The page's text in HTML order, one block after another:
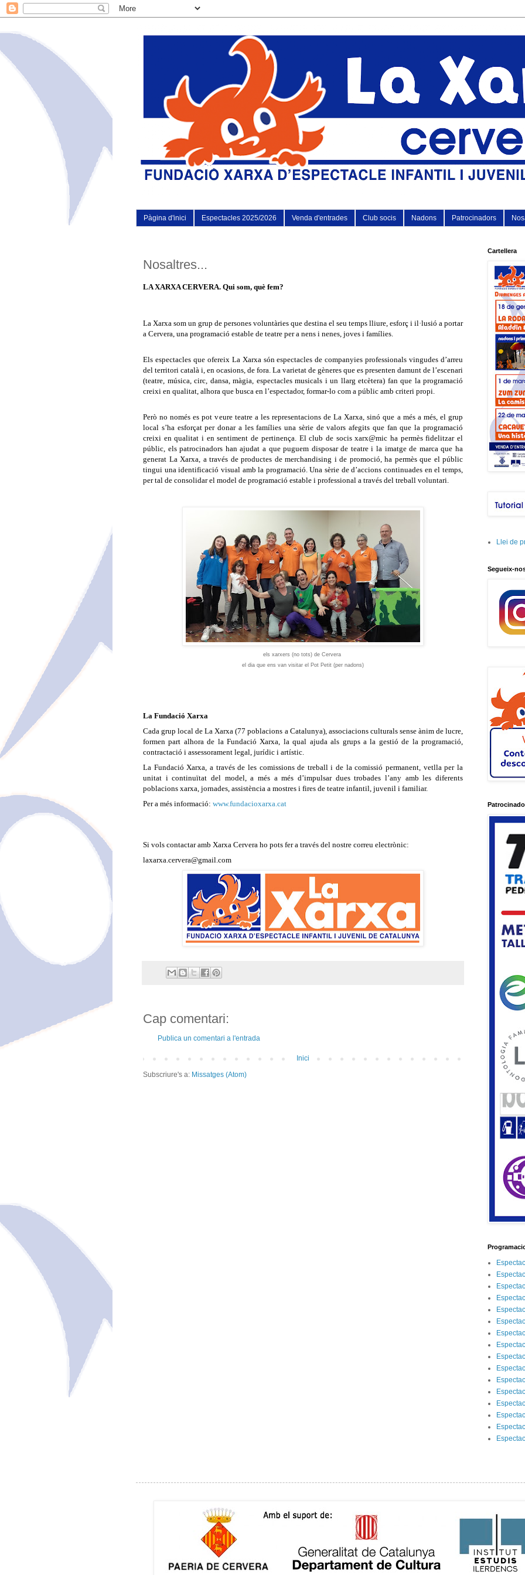
Pàgina d'inici Espectacles 2025/2026 Venda d'entrades Club socis Nadons Patrocinadors
Nosaltres...
LA XARXA CERVERA. Qui som, què fem?
La Xarxa som un grup de persones voluntàries que destina el seu temps lliure, esforç i il·lusió a portar
a Cervera, una programació estable de teatre per a nens i nenes, joves i famílies.
Els espectacles que ofereix La Xarxa són espectacles de companyies professionals vingudes d’arreu
del territori català i, en ocasions, de fora. La varietat de gèneres que es presenten damunt de l’escenari
(teatre, música, circ, dansa, màgia, espectacles musicals i un llarg etcètera) fan que la programació
creixi en qualitat, alhora que busca en l’espectador, formar-lo com a públic amb criteri propi.
Però no només es pot veure teatre a les representacions de La Xarxa, sinó que a més a més, el grup
local s’ha esforçat per donar a les famílies una sèrie de valors afegits que fan que la programació
creixi en qualitat i en sentiment de pertinença. El club de socis xarx@mic ha permès fidelitzar el
públic, els patrocinadors han ajudat a que puguem disposar de teatre i la imatge de marca que ha
generat La Xarxa, a través de productes de merchandising i de promoció, ha permès que el públic
tingui una identificació visual amb la programació. Una sèrie de d’accions continuades en el temps,
per tal de consolidar el model de programació estable i professional a través del treball voluntari.
els xarxers (no tots) de Cervera
el dia que ens van visitar el Pot Petit (per nadons)
La Fundació Xarxa
Cada grup local de La Xarxa (77 poblacions a Catalunya), associacions culturals sense ànim de lucre,
formen part alhora de la Fundació Xarxa, la qual ajuda als grups a la gestió de la programació,
contractació i assessorament legal, jurídic i artístic.
La Fundació Xarxa, a través de les comissions de treball i de la comissió permanent, vetlla per la
unitat i continuïtat del model, a més a més d’impulsar dues trobades l’any amb les diferents
poblacions xarxa, jornades, assistència a mostres i fires de teatre infantil, juvenil i familiar.
Per a més informació: www.fundacioxarxa.cat
Si vols contactar amb Xarxa Cervera ho pots fer a través del nostre correu electrònic:
laxarxa.cervera@gmail.com
Cap comentari:
Publica un comentari a l'entrada
Inici
Subscriure's a: Missatges (Atom)
Cartellera
Llei de
Segueix-